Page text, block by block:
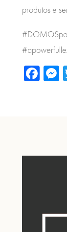
produtos e